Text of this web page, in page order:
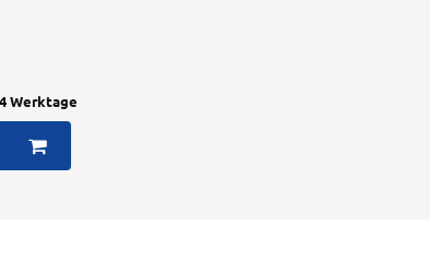
Werktage